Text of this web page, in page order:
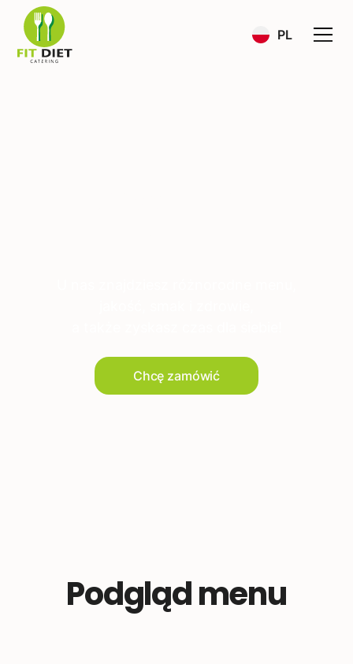
PL
Chcę zamówić
Podgląd menu